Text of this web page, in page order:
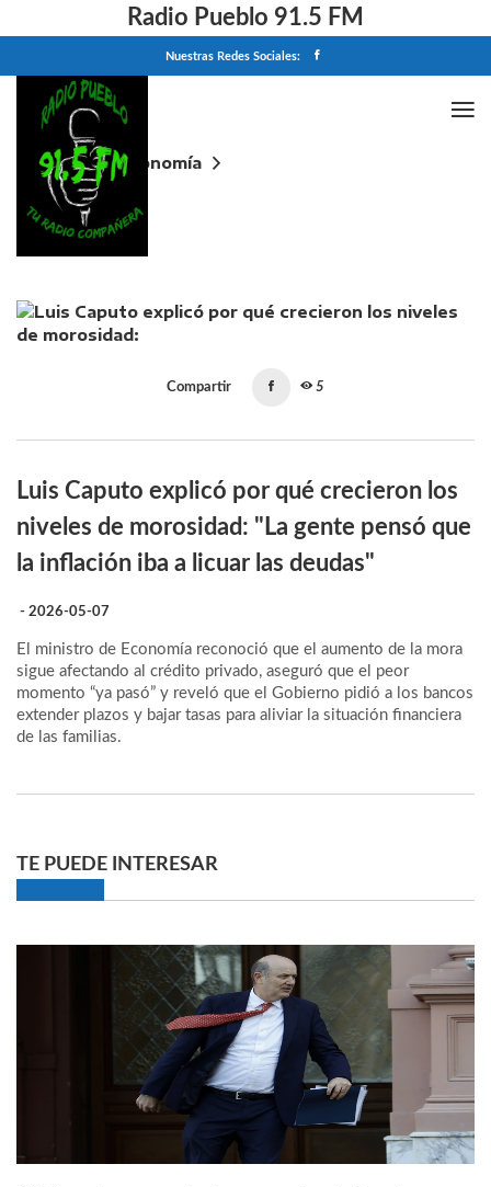
Radio Pueblo 91.5 FM
Nuestras Redes Sociales:
Home
Economía
Luis Caputo explicó por qué crecieron los niveles de
morosidad: "La gente pensó que la inflación iba a
licuar las deudas"
Compartir 5
Luis Caputo explicó por qué crecieron los
niveles de morosidad: "La gente pensó que
la inflación iba a licuar las deudas"
- 2026-05-07
El ministro de Economía reconoció que el aumento de la mora
sigue afectando al crédito privado, aseguró que el peor
momento “ya pasó” y reveló que el Gobierno pidió a los bancos
extender plazos y bajar tasas para aliviar la situación financiera
de las familias.
TE PUEDE INTERESAR